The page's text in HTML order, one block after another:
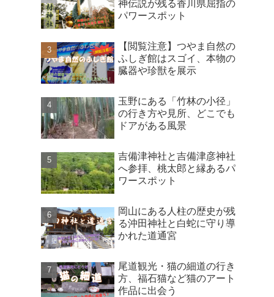
神伝説が残る香川県屈指の
パワースポット
【閲覧注意】つやま自然の
ふしぎ館はスゴイ、本物の
臓器や珍獣を展示
玉野にある「竹林の小径」
の行き方や見所、どこでも
ドアがある風景
吉備津神社と吉備津彦神社
へ参拝、桃太郎と縁あるパ
ワースポット
岡山にある人柱の歴史が残
る沖田神社と白蛇に守り導
かれた道通宮
尾道観光・猫の細道の行き
方、福石猫など猫のアート
作品に出会う